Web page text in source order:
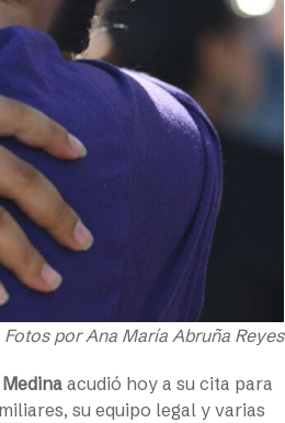
Fotos por Ana María Abruña Reyes
acudió hoy a su cita para
su equipo legal y varias